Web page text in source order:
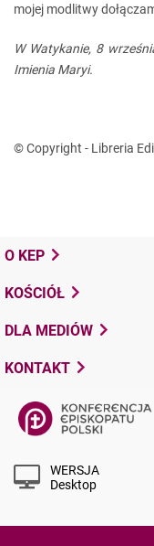
mojej modlitwy
W Watykanie, 8
Imienia Maryi.
© Copyright - Libreria
O KEP
KOŚCIÓŁ
DLA MEDIÓW
KONTAKT
WERSJA
Desktop